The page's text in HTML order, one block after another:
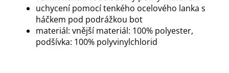
uchycení pomocí tenkého ocelového lanka s
háčkem pod podrážkou bot
materiál: vnější materiál: 100% polyester,
podšívka: 100% polyvinylchlorid